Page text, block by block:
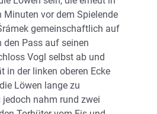
Minuten vor dem Spielende
gemeinschaftlich auf
den Pass auf seinen
Vogl selbst ab und
in der linken oberen Ecke
Löwen lange zu
nahm rund zwei